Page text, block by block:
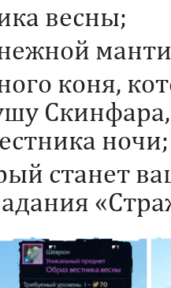
весны;
коня,
ночи;
станет